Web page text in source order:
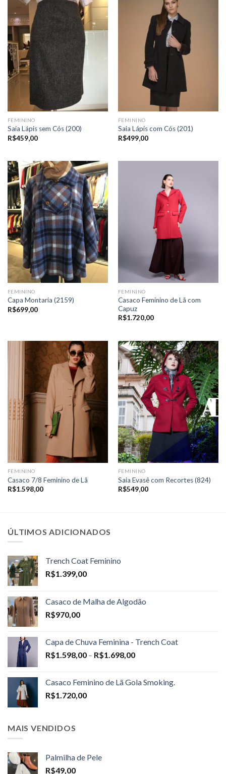
FEMININO
Saia Lápis sem Cós (200)
R$459,00
FEMININO
Saia Lápis com Cós (201)
R$499,00
FEMININO
Capa Montaria (2159)
R$699,00
FEMININO
Casaco Feminino de Lã com
Capuz
R$1.720,00
FEMININO
Casaco 7/8 Feminino de Lã
R$1.598,00
FEMININO
Saia Evasê com Recortes (824)
R$549,00
ÚLTIMOS ADICIONADOS
Trench Coat Feminino
R$1.399,00
Casaco de Malha de Algodão
R$970,00
Capa de Chuva Feminina - Trench Coat
R$1.598,00 – R$1.698,00Price
through
Casaco Feminino de Lã Gola Smoking.
R$1.720,00
MAIS VENDIDOS
Palmilha de Pele
R$49,00